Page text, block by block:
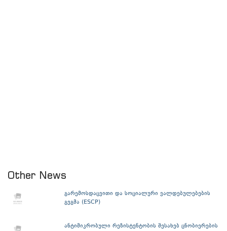
Other News
გარემოსდაცვითი და სოციალური ვალდებულებების
გეგმა (ESCP)
ანტიმიკრობული რეზისტენტობის შესახებ ცნობიერების